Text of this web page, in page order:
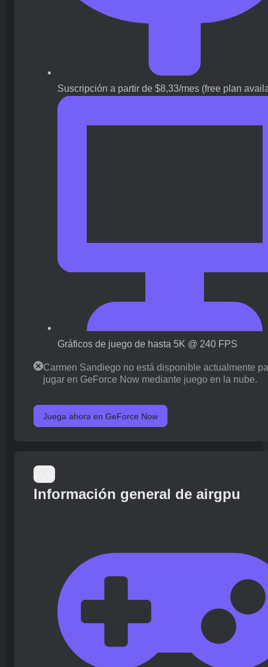
Suscripción a partir de $8,33/mes (free plan
Gráficos de juego de hasta 5K @ 240 FPS
Carmen Sandiego no está disponible actualmente
jugar en GeForce Now mediante juego en la nube.
Juega ahora en GeForce Now
Información general de airgpu